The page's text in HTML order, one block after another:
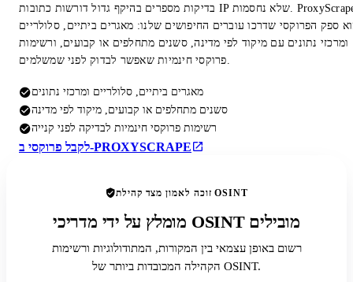
בדיקות מספרים בהיקף גדול דורשות כתובות IP שלא נחסמות. ProxyScrape
ספק הפרוקסי שדרכו עוברים החיפושים שלנו: מאגרים ביתיים, סלולריים
ומרכזי נתונים עם מיקוד לפי מדינה, סשנים מתחלפים או קבועים, ורשימות
פרוקסי חינמיות שאפשר לבדוק לפני שמשלמים.
מאגרים ביתיים, סלולריים ומרכזי נתונים
סשנים מתחלפים או קבועים, מיקוד לפי מדינה
רשימות פרוקסי חינמיות לבדיקה לפני קנייה
לקבל פרוקסי ב-PROXYSCRAPE
זוכה לאמון מצד קהילת OSINT
מומלץ על ידי מדריכי OSINT מובילים
רשום באופן עצמאי בין המקורות, המתודולוגיות ורשימות
הקהילה המכובדות ביותר של OSINT.